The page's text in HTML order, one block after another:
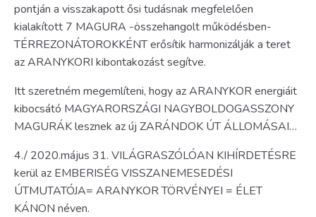
pontján a visszakapott ősi tudásnak megfelelően
kialakított 7 MAGURA -összehangolt működésben-
TÉRREZONÁTOROKKÉNT erősítik harmonizálják a teret
az ARANYKORI kibontakozást segítve.
Itt szeretném megemlíteni, hogy az ARANYKOR energiáit
kibocsátó MAGYARORSZÁGI NAGYBOLDOGASSZONY
MAGURÁK lesznek az új ZARÁNDOK ÚT ÁLLOMÁSAI…
4./ 2020.május 31. VILÁGRASZÓLÓAN KIHÍRDETÉSRE
kerül az EMBERISÉG VISSZANEMESEDÉSI
ÚTMUTATÓJA= ARANYKOR TÖRVÉNYEI = ÉLET
KÁNON néven.